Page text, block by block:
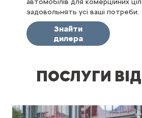
автомобілів для комерційних
задовольнять усі ваші потреби.
Знайти
дилера
ПОСЛУГИ